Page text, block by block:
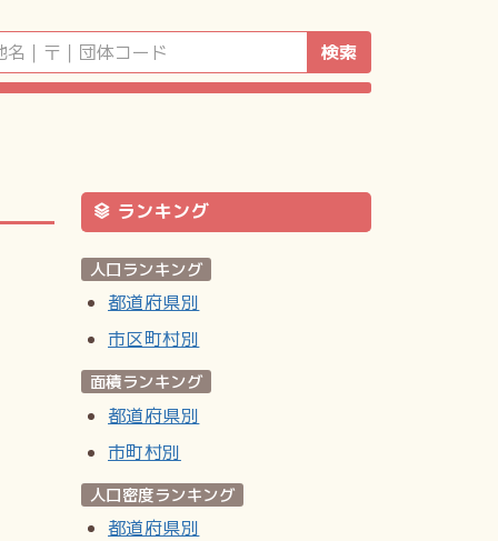
検索
ランキング
人口ランキング
都道府県別
市区町村別
面積ランキング
都道府県別
市町村別
人口密度ランキング
都道府県別